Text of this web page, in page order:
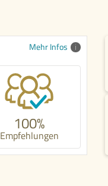
Mehr Infos
100%
Empfehlungen